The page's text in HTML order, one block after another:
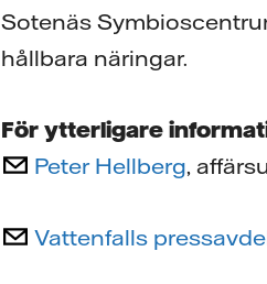
Sotenäs
hållbara näringar.
För ytterligare
Peter Hellberg,
Vattenfalls